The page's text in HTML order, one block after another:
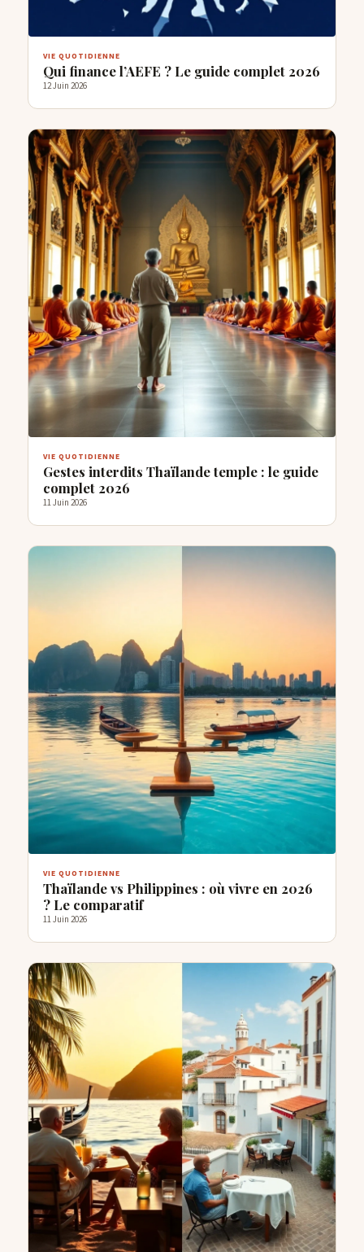
VIE QUOTIDIENNE
Qui finance l’AEFE ? Le guide complet 2026
12 Juin 2026
VIE QUOTIDIENNE
Gestes interdits Thaïlande temple : le guide
complet 2026
11 Juin 2026
VIE QUOTIDIENNE
Thaïlande vs Philippines : où vivre en 2026
? Le comparatif
11 Juin 2026